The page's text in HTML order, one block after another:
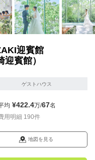
迎賓館
迎賓館）
ゲストハウス
均 ¥422.4万/67名
用明細 190件
地図を見る